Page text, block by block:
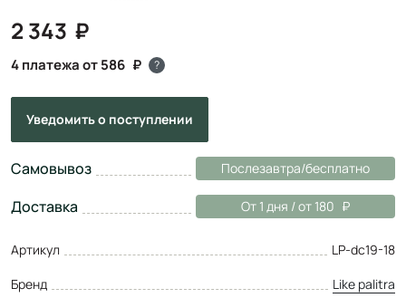
2 343
4 платежа от 586 ?
Уведомитьо поступлении
Самовывоз Послезавтра/бесплатно
Доставка От 1 дня / от 180
Артикул
LP-dc19-18
Бренд
Like palitra